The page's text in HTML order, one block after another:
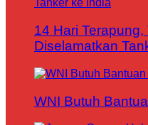
14 Hari
Diselamatkan
WNI Butuh